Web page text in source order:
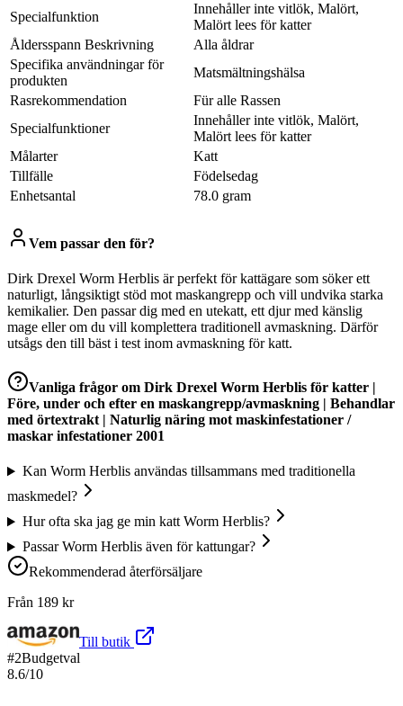
Specialfunktion
Innehåller inte vitlök, Malört,
Malört lees för katter
Åldersspann Beskrivning
Alla åldrar
Specifika användningar för
produkten
Matsmältningshälsa
Rasrekommendation
Für alle Rassen
Specialfunktioner
Innehåller inte vitlök, Malört,
Malört lees för katter
Målarter
Katt
Tillfälle
Födelsedag
Enhetsantal
78.0 gram
Vem passar den för?
Dirk Drexel Worm Herblis är perfekt för kattägare som söker ett
naturligt, långsiktigt stöd mot maskangrepp och vill undvika starka
kemikalier. Den passar dig med en utekatt, ett djur med känslig
mage eller om du vill komplettera traditionell avmaskning. Därför
utsågs den till bäst i test inom avmaskning för katt.
Vanliga frågor om Dirk Drexel Worm Herblis för katter |
Före, under och efter en maskangrepp/avmaskning | Behandlar
med örtextrakt | Naturlig näring mot maskinfestationer /
maskar infestationer 2001
Kan Worm Herblis användas tillsammans med traditionella
maskmedel?
Hur ofta ska jag ge min katt Worm Herblis?
Passar Worm Herblis även för kattungar?
Rekommenderad återförsäljare
Från 189 kr
Till butik
#2Budgetval
8.6/10